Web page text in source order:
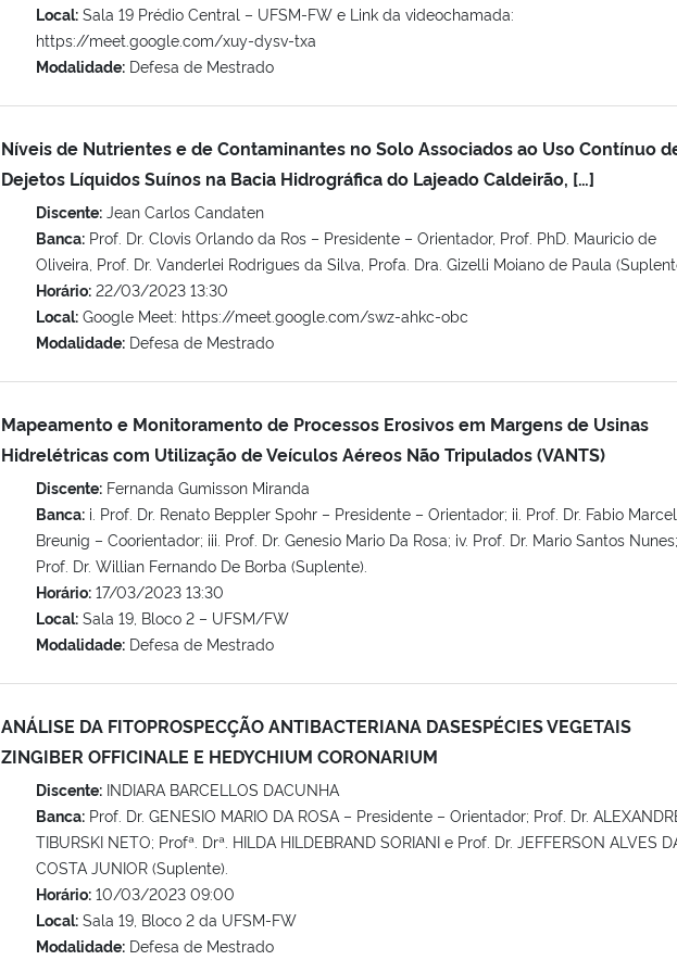
Local:Sala 19 Prédio Central – UFSM-FW e Link da videochamada:
https://meet.google.com/xuy-dysv-txa
Modalidade:Defesa de Mestrado
Níveis de Nutrientes e de Contaminantes no Solo Associados ao Uso Contínuo
Dejetos Líquidos Suínos na Bacia Hidrográfica do Lajeado Caldeirão, […]
Discente:Jean Carlos Candaten
Banca:Prof. Dr. Clovis Orlando da Ros – Presidente – Orientador, Prof. PhD. Mauricio de
Oliveira, Prof. Dr. Vanderlei Rodrigues da Silva, Profa. Dra. Gizelli Moiano de Paula
Horário:22/03/2023 13:30
Local:Google Meet: https://meet.google.com/swz-ahkc-obc
Modalidade:Defesa de Mestrado
Mapeamento e Monitoramento de Processos Erosivos em Margens de Usinas
Hidrelétricas com Utilização de Veículos Aéreos Não Tripulados (VANTS)
Discente:Fernanda Gumisson Miranda
Banca:i. Prof. Dr. Renato Beppler Spohr – Presidente – Orientador; ii. Prof. Dr. Fabio
Breunig – Coorientador; iii. Prof. Dr. Genesio Mario Da Rosa; iv. Prof. Dr. Mario Santos
Prof. Dr. Willian Fernando De Borba (Suplente).
Horário:17/03/2023 13:30
Local:Sala 19, Bloco 2 – UFSM/FW
Modalidade:Defesa de Mestrado
ANÁLISE DA FITOPROSPECÇÃO ANTIBACTERIANA DASESPÉCIES VEGETAIS
ZINGIBER OFFICINALE E HEDYCHIUM CORONARIUM
Discente:INDIARA BARCELLOS DACUNHA
Banca:Prof. Dr. GENESIO MARIO DA ROSA – Presidente – Orientador; Prof. Dr.
TIBURSKI NETO; Profª. Drª. HILDA HILDEBRAND SORIANI e Prof. Dr. JEFFERSON ALVES
COSTA JUNIOR (Suplente).
Horário:10/03/2023 09:00
Local:Sala 19, Bloco 2 da UFSM-FW
Modalidade:Defesa de Mestrado